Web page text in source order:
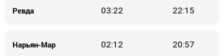
Ревда 03:22 22:15
Нарьян-Мар 02:12 20:57